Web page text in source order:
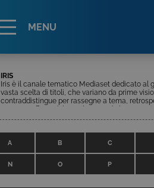
MENU
IRIS
Iris è il canale tematico Mediaset dedicato al
vasta scelta di titoli, che variano da prime
contraddistingue per rassegne a tema,
pellicole alla settimana. In palinsesto, opere
A B C
N O P